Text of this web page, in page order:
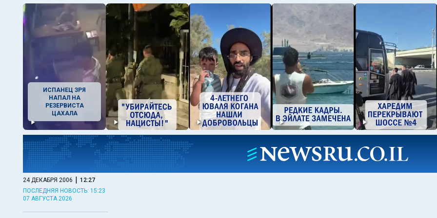
ИСПАНЕЦ ЗРЯ
НАПАЛ НА
РЕЗЕРВИСТА
ЦАХАЛА
24 ДЕКАБРЯ 2006 | 12:27
ПОСЛЕДНЯЯ НОВОСТЬ: 15:23
07 АВГУСТА 2026